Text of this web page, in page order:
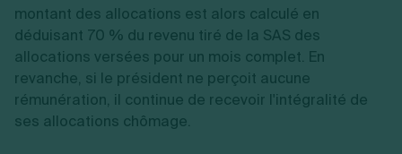
montant des allocations est alors calculé en
déduisant 70 % du revenu tiré de la SAS des
allocations versées pour un mois complet. En
revanche, si le président ne perçoit aucune
rémunération, il continue de recevoir l'intégralité de
ses allocations chômage.